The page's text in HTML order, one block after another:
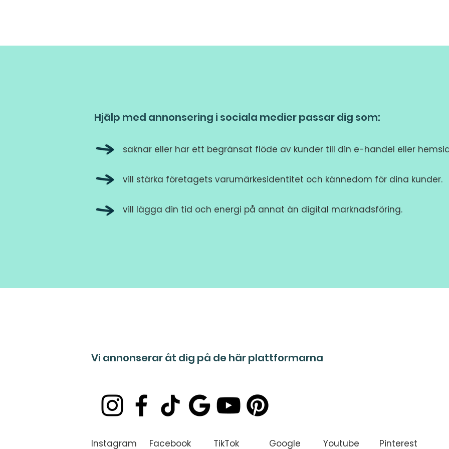
Hjälp med annonsering i sociala medier passar dig som:
saknar eller har ett begränsat flöde av kunder till din e-handel eller
vill stärka företagets varumärkesidentitet och kännedom för dina kunder.
vill lägga din tid och energi på annat än digital marknadsföring.
Vi annonserar åt dig på de här plattformarna
Instagram Facebook TikTok Google Youtube Pinterest